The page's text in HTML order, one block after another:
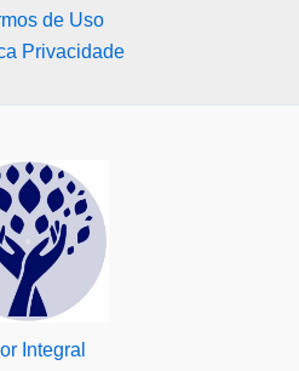
de Uso
Privacidade
Integral